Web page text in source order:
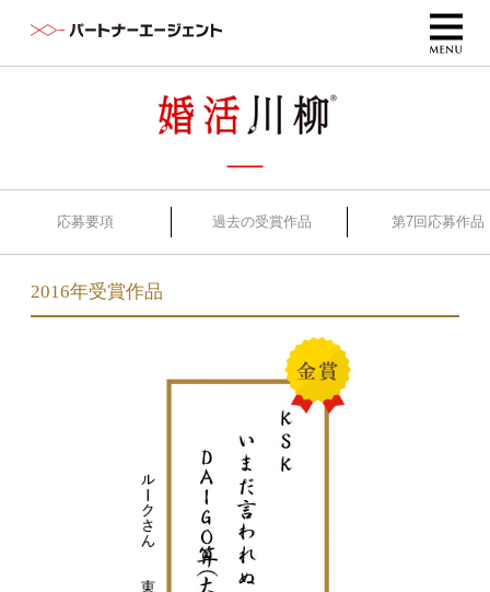
応募要項 過去の受賞作品 第7回応募作品
2016年受賞作品